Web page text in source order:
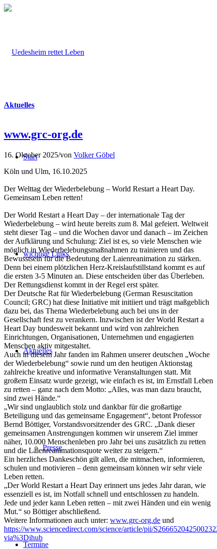
Start
wichtige Links
Aktuelles
Presse
Termine
Aktuelles
www.grc-org.de
16. Oktober 2025/von Volker Göbel
Köln und Ulm, 16.10.2025
Der Welttag der Wiederbelebung – World Restart a Heart Day.
Gemeinsam Leben retten!
Der World Restart a Heart Day – der internationale Tag der
Wiederbelebung – wird heute bereits zum 8. Mal gefeiert. Weltweit
steht dieser Tag – und die Wochen davor und danach – im Zeichen
der Aufklärung und Schulung: Ziel ist es, so viele Menschen wie
möglich in Wiederbelebungsmaßnahmen zu trainieren und das
Bewusstsein für die Bedeutung der Laienreanimation zu stärken.
Denn bei einem plötzlichen Herz-Kreislaufstillstand kommt es auf
die ersten 3-5 Minuten an. Diese entscheiden über das Überleben.
Der Rettungsdienst kommt in der Regel erst später.
Der Deutsche Rat für Wiederbelebung (German Resuscitation
Council; GRC) hat diese Initiative mit initiiert und trägt maßgeblich
dazu bei, das Thema Wiederbelebung auch bei uns in der
Gesellschaft fest zu verankern. Inzwischen ist der World Restart a
Heart Day bundesweit bekannt und wird von zahlreichen
Einrichtungen, Organisationen, Unternehmen und engagierten
Menschen aktiv mitgestaltet.
Auch in diesem Jahr fanden im Rahmen unserer deutschen „Woche
der Wiederbelebung“ sowie rund um den heutigen Aktionstag
zahlreiche kreative und informative Veranstaltungen statt. Mit
großem Einsatz wurde gezeigt, wie einfach es ist, im Ernstfall Leben
zu retten – ganz nach dem Motto: „Alles, was man dazu braucht,
sind zwei Hände.“
„Wir sind unglaublich stolz und dankbar für die großartige
Beteiligung und das gemeinsame Engagement“, betont Professor
Bernd Böttiger, Vorstandsvorsitzender des GRC. „Dank dieser
gemeinsamen Anstrengungen kommen wir unserem Ziel immer
näher, 10.000 Menschenleben pro Jahr bei uns zusätzlich zu retten
und die Laienreanimationsquote weiter zu steigern.“
Ein herzliches Dankeschön gilt allen, die mitmachen, informieren,
schulen und motivieren – denn gemeinsam können wir sehr viele
Leben retten.
„Der World Restart a Heart Day erinnert uns jedes Jahr daran, wie
essenziell es ist, im Notfall schnell und entschlossen zu handeln.
Jede und jeder kann Leben retten – mit zwei Händen und ein wenig
Mut.“ so Böttiger abschließend.
Weitere Informationen auch unter: www.grc-org.de und
https://www.sciencedirect.com/science/article/pii/
via%3Dihub